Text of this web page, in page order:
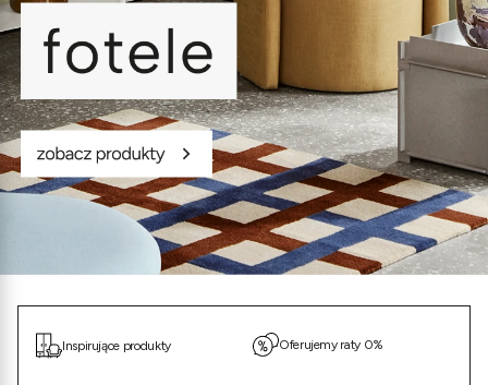
Inspirujące produkty Oferujemy raty 0%